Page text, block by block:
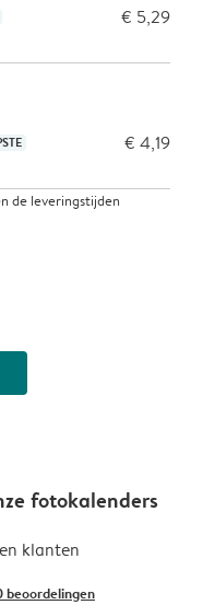
€ 5,29
€ 4,19
de leveringstijden
fotokalenders
klanten
beoordelingen